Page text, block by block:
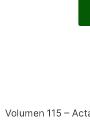
Volumen 115 –